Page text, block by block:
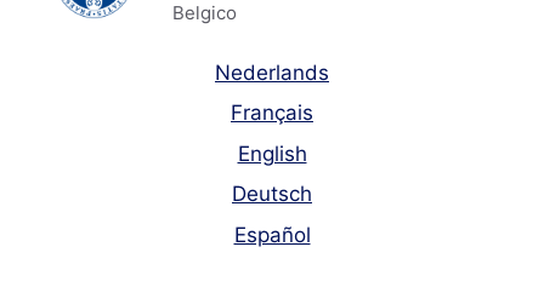
Belgico
Nederlands
Français
English
Deutsch
Español